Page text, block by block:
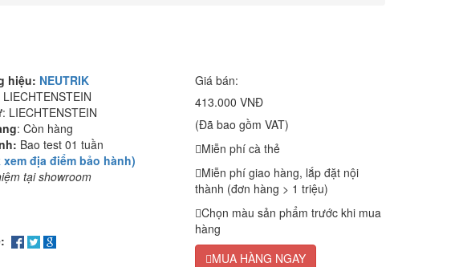
hiệu: NEUTRIK
LIECHTENSTEIN
: LIECHTENSTEIN
: Còn hàng
Bao test 01 tuần
xem địa điểm bảo hành)
tại showroom
Giá bán:
413.000 VNĐ
(Đã bao gồm VAT)
Miễn phí cà thẻ
Miễn phí giao hàng, lắp đặt nội
thành (đơn hàng > 1 triệu)
Chọn màu sản phẩm trước khi mua
hàng
MUA HÀNG NGAY